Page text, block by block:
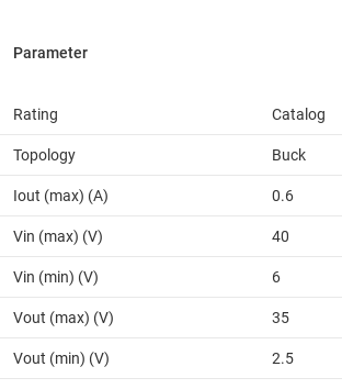
Rating Catalog
Topology Buck
Iout (max) (A) 0.6
Vin (max) (V) 40
Vin (min) (V) 6
Vout (max) (V) 35
Vout (min) (V) 2.5